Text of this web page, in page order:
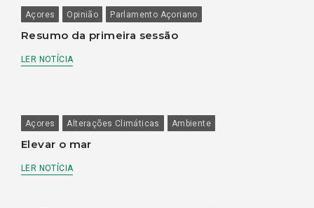
Açores Opinião Parlamento Açoriano
Resumo da primeira sessão
LER NOTÍCIA
Açores Alterações Climáticas Ambiente
Elevar o mar
LER NOTÍCIA